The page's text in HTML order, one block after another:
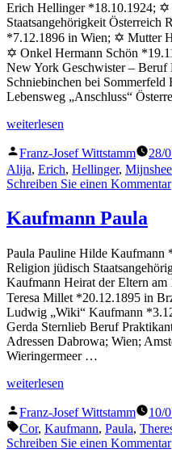
Erich Hellinger *18.10.1924; ✡
Staatsangehörigkeit Österreich
*7.12.1896 in Wien; ✡ Mutter
✡ Onkel Hermann Schön
New York Geschwister – Beruf
Schniebinchen bei
Lebensweg „Anschluss“
„Hellinger
weiterlesen
Veröffentlicht
von
Franz-Josef Wittstamm 28/
Alija, Erich, Hellinger,
Schreiben Sie einen Kommentar
Kaufmann Paula
Paula Pauline Hilde
Religion jüdisch
Kaufmann Heirat der Eltern
Teresa Millet *20.12.1895 in
Ludwig „Wiki“ Kaufmann
Gerda Sternlieb Beruf
Adressen Dabrowa; Wien;
Wieringermeer …
„Kaufmann
weiterlesen
Veröffentlicht
von
Franz-Josef Wittstamm 10/
Schlagwörter:
Cor, Kaufmann, Paula,
Schreiben Sie einen Kommentar